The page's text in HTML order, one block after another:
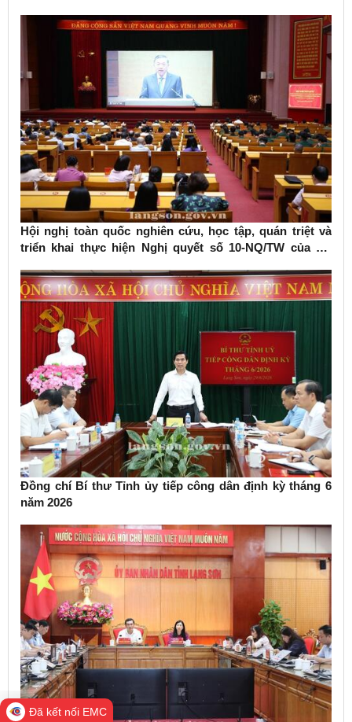
Hội nghị toàn quốc nghiên cứu, học tập, quán triệt và
triển khai thực hiện Nghị quyết số 10-NQ/TW của Bộ
Đồng chí Bí thư Tỉnh ủy tiếp công dân định kỳ tháng 6
năm 2026
Đã kết nối EMC